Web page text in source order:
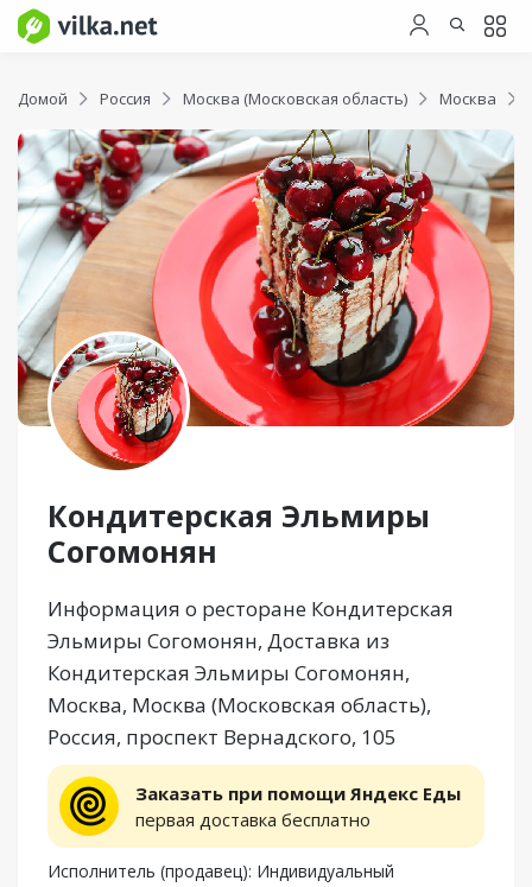
Домой Россия Москва (Московская область) Москва
Кондитерская Эльмиры
Согомонян
Информация о ресторане Кондитерская
Эльмиры Согомонян, Доставка из
Кондитерская Эльмиры Согомонян,
Москва, Москва (Московская область),
Россия, проспект Вернадского, 105
Заказать при помощи Яндекс Еды
первая доставка бесплатно
Исполнитель (продавец): Индивидуальный